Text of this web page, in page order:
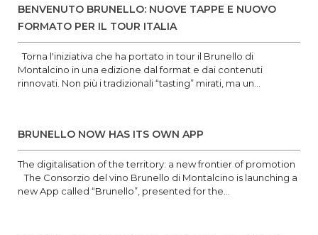
BENVENUTO BRUNELLO: NUOVE TAPPE E NUOVO
FORMATO PER IL TOUR ITALIA
Torna l'iniziativa che ha portato in tour il Brunello di
Montalcino in una edizione dal format e dai contenuti
rinnovati. Non più i tradizionali “tasting” mirati, ma un...
BRUNELLO NOW HAS ITS OWN APP
The digitalisation of the territory: a new frontier of promotion
The Consorzio del vino Brunello di Montalcino is launching a
new App called “Brunello”, presented for the...